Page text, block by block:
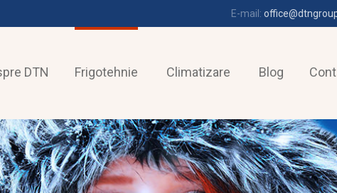
E-mail:
DTN Frigotehnie Climatizare Blog